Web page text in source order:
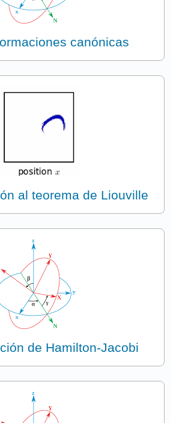
canónicas
al teorema de Liouville
de Hamilton-Jacobi